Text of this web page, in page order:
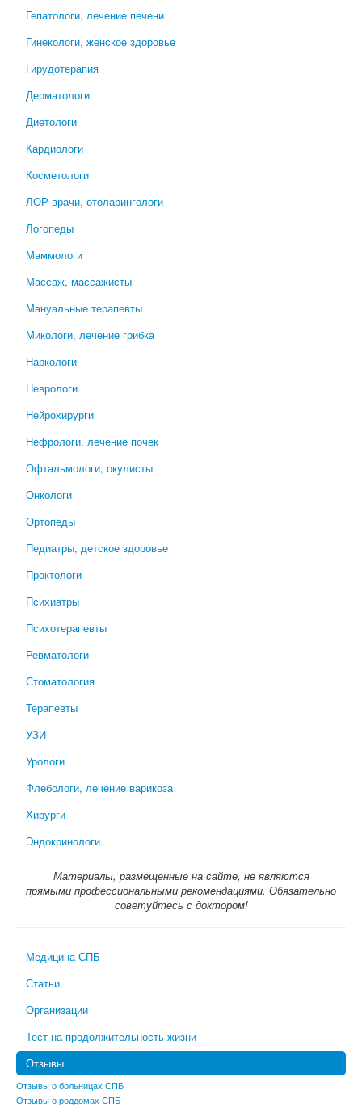
Гепатологи, лечение печени
Гинекологи, женское здоровье
Гирудотерапия
Дерматологи
Диетологи
Кардиологи
Косметологи
ЛОР-врачи, отоларингологи
Логопеды
Маммологи
Массаж, массажисты
Мануальные терапевты
Микологи, лечение грибка
Наркологи
Неврологи
Нейрохирурги
Нефрологи, лечение почек
Офтальмологи, окулисты
Онкологи
Ортопеды
Педиатры, детское здоровье
Проктологи
Психиатры
Психотерапевты
Ревматологи
Стоматология
Терапевты
УЗИ
Урологи
Флебологи, лечение варикоза
Хирурги
Эндокринологи
Материалы, размещенные на сайте, не являются
прямыми профессиональными рекомендациями. Обязательно
советуйтесь с доктором!
Медицина-СПБ
Статьи
Организации
Тест на продолжительность жизни
Отзывы
Отзывы о больницах СПБ
Отзывы о роддомах СПБ